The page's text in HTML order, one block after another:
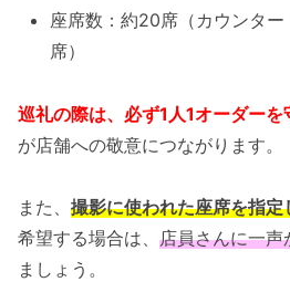
座席数：約20席（カウンタ
席）
巡礼の際は、必ず1人1オーダー
が店舗への敬意につながります。
また、 撮影に使われた座席を指
希望する場合は、 店員さんに一声
ましょう。